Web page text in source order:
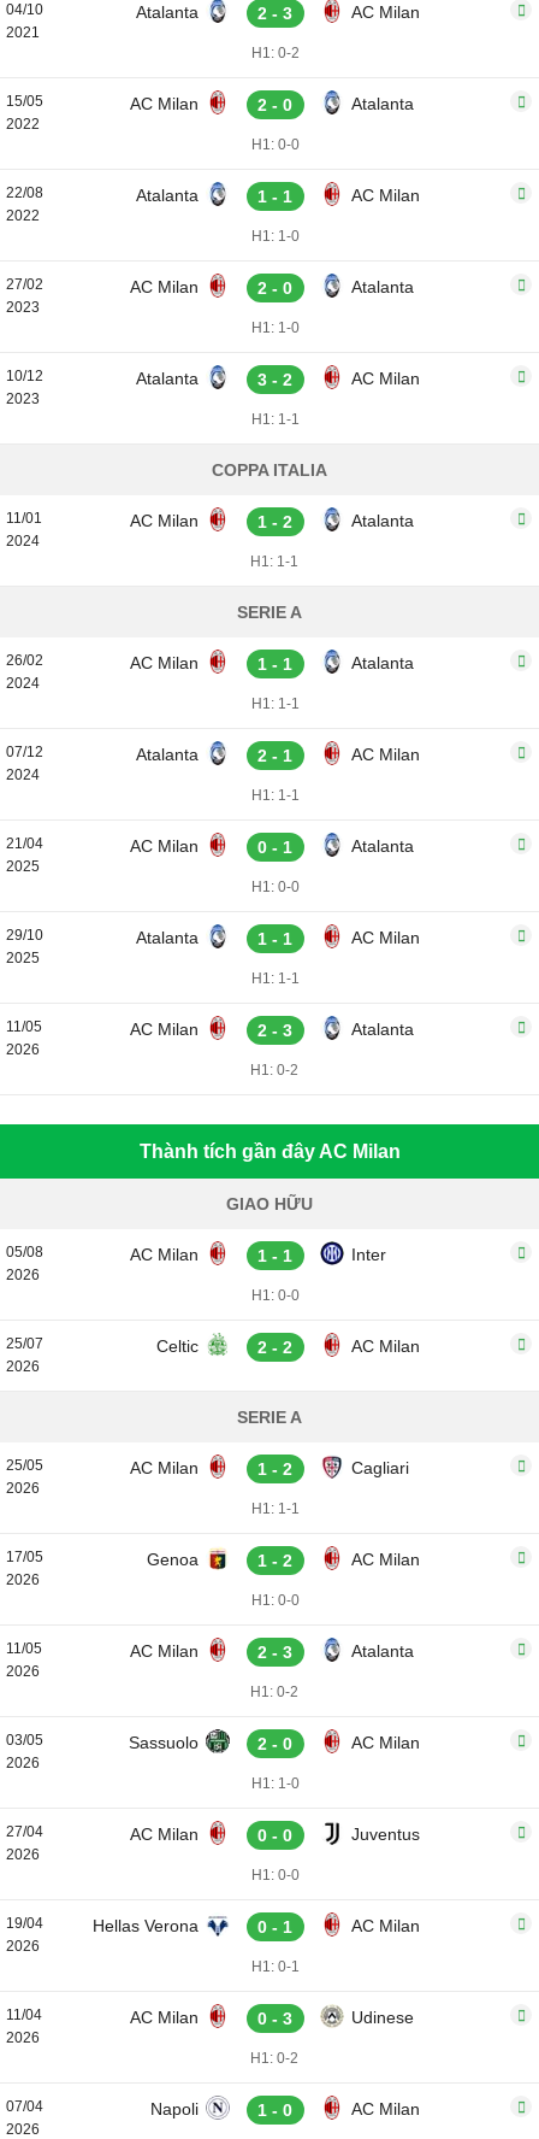
04/10
2021
Atalanta 2 - 3 AC Milan
H1: 0-2
15/05
2022
AC Milan 2 - 0 Atalanta
H1: 0-0
22/08
2022
Atalanta 1 - 1 AC Milan
H1: 1-0
27/02
2023
AC Milan 2 - 0 Atalanta
H1: 1-0
10/12
2023
Atalanta 3 - 2 AC Milan
H1: 1-1
COPPA ITALIA
11/01
2024
AC Milan 1 - 2 Atalanta
H1: 1-1
SERIE A
26/02
2024
AC Milan 1 - 1 Atalanta
H1: 1-1
07/12
2024
Atalanta 2 - 1 AC Milan
H1: 1-1
21/04
2025
AC Milan 0 - 1 Atalanta
H1: 0-0
29/10
2025
Atalanta 1 - 1 AC Milan
H1: 1-1
11/05
2026
AC Milan 2 - 3 Atalanta
H1: 0-2
Thành tích gần đây AC Milan
GIAO HỮU
05/08
2026
AC Milan 1 - 1 Inter
H1: 0-0
25/07
2026
Celtic 2 - 2 AC Milan
SERIE A
25/05
2026
AC Milan 1 - 2 Cagliari
H1: 1-1
17/05
2026
Genoa 1 - 2 AC Milan
H1: 0-0
11/05
2026
AC Milan 2 - 3 Atalanta
H1: 0-2
03/05
2026
Sassuolo 2 - 0 AC Milan
H1: 1-0
27/04
2026
AC Milan 0 - 0 Juventus
H1: 0-0
19/04
2026
Hellas Verona 0 - 1 AC Milan
H1: 0-1
11/04
2026
AC Milan 0 - 3 Udinese
H1: 0-2
07/04
2026
Napoli 1 - 0 AC Milan